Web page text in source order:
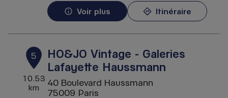
Voir plus Itinéraire
5
10.53
km
HO&JO Vintage - Galeries
Lafayette Haussmann
40 Boulevard Haussmann
75009 Paris